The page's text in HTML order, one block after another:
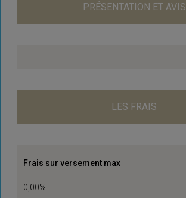
PRÉSENTATION ET AVIS
LES FRAIS
Frais sur versement max
0,00%